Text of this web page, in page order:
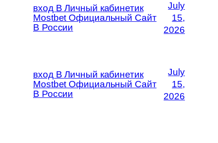
вход В Личный кабинетик
Mostbet Официальный Сайт
В России
July
15,
2026
вход В Личный кабинетик
Mostbet Официальный Сайт
В России
July
15,
2026